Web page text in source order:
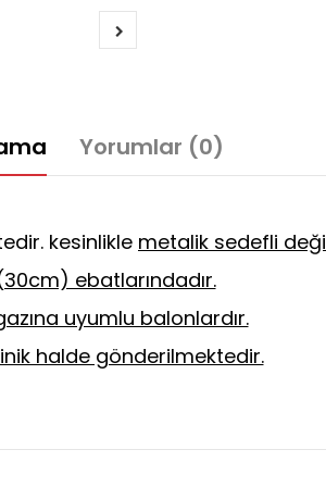
Yorumlar (0)
kesinlikle metalik sedefli
ebatlarındadır.
uyumlu balonlardır.
inik halde gönderilmektedir.